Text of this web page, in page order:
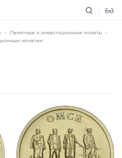
Памятные и инвестиционные монеты
монетам